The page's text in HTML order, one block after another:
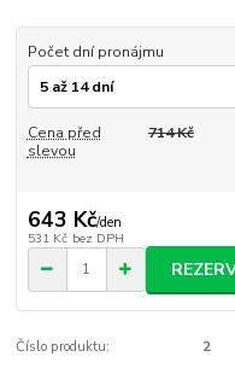
Počet dní pronájmu
Cena před
slevou
714 Kč
643 Kč/den
531 Kč bez DPH
Číslo produktu: 2